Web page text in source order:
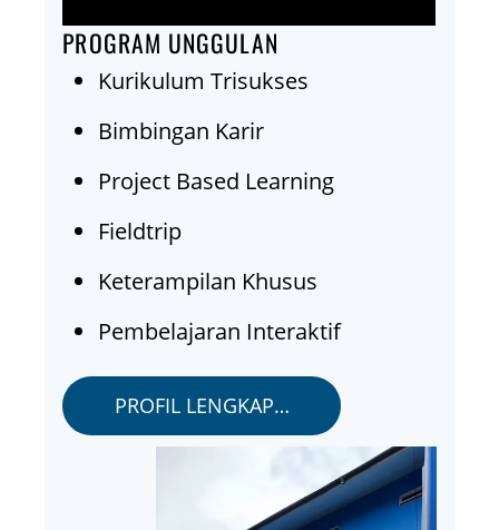
PROGRAM UNGGULAN
Kurikulum Trisukses
Bimbingan Karir
Project Based Learning
Fieldtrip
Keterampilan Khusus
Pembelajaran Interaktif
PROFIL LENGKAP…